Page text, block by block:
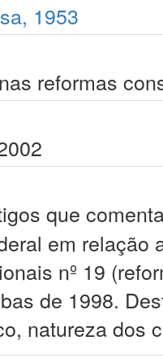
1953
reformas
que
em
nº 19
de 1998.
natureza dos